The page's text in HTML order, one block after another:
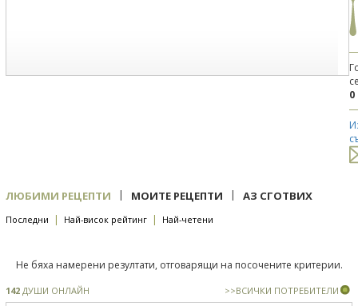
0
ЛЮБИМИ РЕЦЕПТИ | МОИТЕ РЕЦЕПТИ | АЗ СГОТВИХ
Последни | Най-висок рейтинг | Най-четени
Не бяха намерени резултати, отговарящи на посочените критерии.
142 ДУШИ ОНЛАЙН >>ВСИЧКИ ПОТРЕБИТЕЛИ